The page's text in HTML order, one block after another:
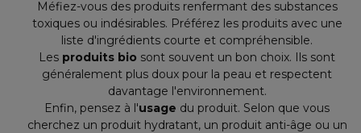
Méfiez-vous des produits renfermant des substances
toxiques ou indésirables. Préférez les produits avec une
liste d'ingrédients courte et compréhensible.
Les produits bio sont souvent un bon choix. Ils sont
généralement plus doux pour la peau et respectent
davantage l'environnement.
Enfin, pensez à l'usage du produit. Selon que vous
cherchez un produit hydratant, un produit anti-âge ou un